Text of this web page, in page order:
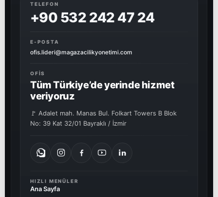
TELEFON
+90 532 242 47 24
E-POSTA
ofis.lideri@magazacilikyonetimi.com
OFIS
Tüm Türkiye’de yerinde hizmet
veriyoruz
🚩 Adalet mah. Manas Bul. Folkart Towers B Blok
No: 39 Kat 32/01 Bayraklı / İzmir
HIZLI MENÜLER
Ana Sayfa